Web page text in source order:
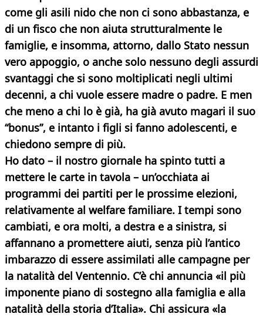
come gli asili nido che non ci sono abbastanza, e
di un fisco che non aiuta strutturalmente le
famiglie, e insomma, attorno, dallo Stato nessun
vero appoggio, o anche solo nessuno degli assurdi
svantaggi che si sono moltiplicati negli ultimi
decenni, a chi vuole essere madre o padre. E men
che meno a chi lo è già, ha già avuto magari il suo
“bonus”, e intanto i figli si fanno adolescenti, e
chiedono sempre di più.
Ho dato – il nostro giornale ha spinto tutti a
mettere le carte in tavola – un’occhiata ai
programmi dei partiti per le prossime elezioni,
relativamente al welfare familiare. I tempi sono
cambiati, e ora molti, a destra e a sinistra, si
affannano a promettere aiuti, senza più l’antico
imbarazzo di essere assimilati alle campagne per
la natalità del Ventennio. C’è chi annuncia «il più
imponente piano di sostegno alla famiglia e alla
natalità della storia d’Italia». Chi assicura «la